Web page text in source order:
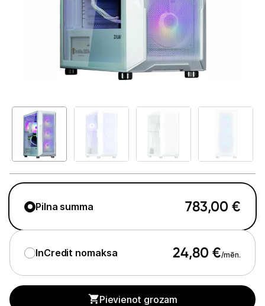
GAMING pasaule >
Portatīvie datori un piederumi
Audio
Stacionārie datori un piederumi
Stacionārie datori
Peles
Klaviatūras
Web kameras
Pilna summa 783,00 €
InCredit nomaksa 24,80 €/mēn.
Pievienot grozam